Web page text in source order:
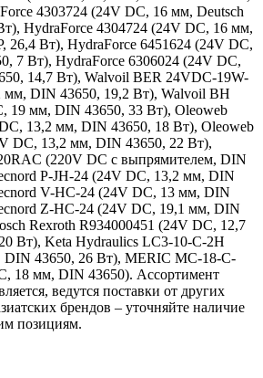
4303724 (24V DC, 16 мм, Deutsch
HydraForce 4304724 (24V DC, 16 мм,
26,4 Вт), HydraForce 6451624 (24V DC,
7 Вт), HydraForce 6306024 (24V DC,
14,7 Вт), Walvoil BER 24VDC-19W-
мм, DIN 43650, 19,2 Вт), Walvoil BH
19 мм, DIN 43650, 33 Вт), Oleoweb
13,2 мм, DIN 43650, 18 Вт), Oleoweb
DC, 13,2 мм, DIN 43650, 22 Вт),
(220V DC с выпрямителем, DIN
P-JH-24 (24V DC, 13,2 мм, DIN
V-HC-24 (24V DC, 13 мм, DIN
Z-HC-24 (24V DC, 19,1 мм, DIN
Rexroth R934000451 (24V DC, 12,7
Вт), Keta Hydraulics LC3-10-C-2H
43650, 26 Вт), MERIC MC-18-C-
18 мм, DIN 43650). Ассортимент
ведутся поставки от других
брендов – уточняйте наличие
позициям.